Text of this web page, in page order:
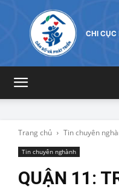
CHI CỤC
Trang chủ Tin chuyên
Tin chuyên nghành
QUẬN 11: